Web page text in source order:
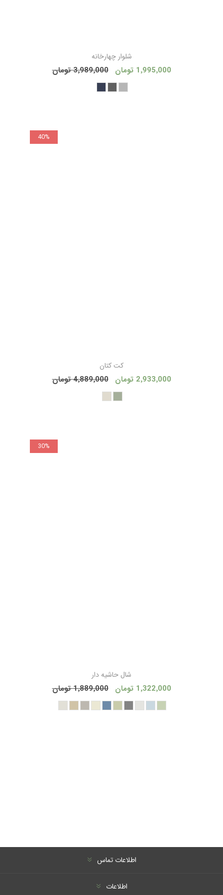
شلوار چهارخانه
1٬995٬000 تومان 3٬989٬000 تومان
40%
کت کتان
2٬933٬000 تومان 4٬889٬000 تومان
30%
شال حاشیه دار
1٬322٬000 تومان 1٬889٬000 تومان
اطلاعات تماس
اطلاعات